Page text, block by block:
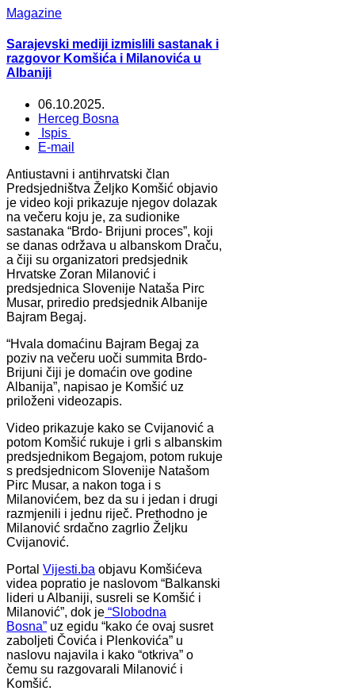
Magazine
Sarajevski mediji izmislili sastanak i
razgovor Komšića i Milanovića u
Albaniji
06.10.2025.
Herceg Bosna
Ispis
E-mail
Antiustavni i antihrvatski član
Predsjedništva Željko Komšić objavio
je video koji prikazuje njegov dolazak
na večeru koju je, za sudionike
sastanaka “Brdo- Brijuni proces”, koji
se danas održava u albanskom Draču,
a čiji su organizatori predsjednik
Hrvatske Zoran Milanović i
predsjednica Slovenije Nataša Pirc
Musar, priredio predsjednik Albanije
Bajram Begaj.
“Hvala domaćinu Bajram Begaj za
poziv na večeru uoči summita Brdo-
Brijuni čiji je domaćin ove godine
Albanija”, napisao je Komšić uz
priloženi videozapis.
Video prikazuje kako se Cvijanović a
potom Komšić rukuje i grli s albanskim
predsjednikom Begajom, potom rukuje
s predsjednicom Slovenije Natašom
Pirc Musar, a nakon toga i s
Milanovićem, bez da su i jedan i drugi
razmjenili i jednu riječ. Prethodno je
Milanović srdačno zagrlio Željku
Cvijanović.
Portal Vijesti.ba objavu Komšićeva
videa popratio je naslovom “Balkanski
lideri u Albaniji, susreli se Komšić i
Milanović”, dok je “Slobodna
Bosna” uz egidu “kako će ovaj susret
zaboljeti Čovića i Plenkovića” u
naslovu najavila i kako “otkriva” o
čemu su razgovarali Milanović i
Komšić.